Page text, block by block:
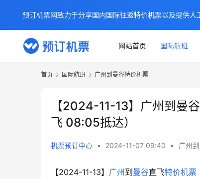
网站首页 国际航班
首页 国际航班 广州到曼谷特价机票
【2024-11-13】广州到曼
飞 08:05抵达）
机票预订中心 • 2024-11-07 09:40 • 广州
【2024-11-13】 广州 到 曼谷直飞特价机票
预订机票网致力于分享国内国际往返特价机票以及提供人